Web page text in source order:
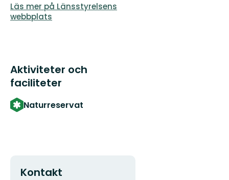
Läs mer på Länsstyrelsens
webbplats
Aktiviteter och
faciliteter
Naturreservat
Kontakt